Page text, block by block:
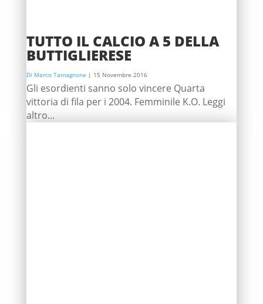
TUTTO IL CALCIO A 5 DELLA
BUTTIGLIERESE
Di Marco Tamagnone | 15 Novembre 2016
Gli esordienti sanno solo vincere Quarta
vittoria di fila per i 2004. Femminile K.O. Leggi
altro...